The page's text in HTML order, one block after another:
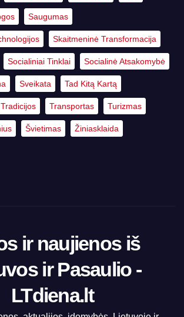
Saugumas
Skaitmeninė Transformacija
Socialiniai Tinklai Socialinė Atsakomybė
Sveikata Tad Kitą Kartą
Tradicijos Transportas Turizmas
Švietimas Žiniasklaida
ir naujienos iš
ir Pasaulio -
LTdiena.lt